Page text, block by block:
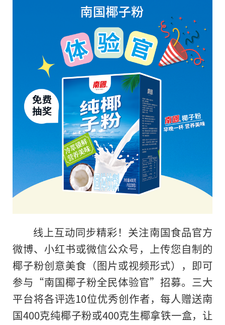
线上互动同步精彩！关注南国食品官方
微博、小红书或微信公众号，上传您自制的
椰子粉创意美食（图片或视频形式），即可
参与“南国椰子粉全民体验官”招募。三大
平台将各评选10位优秀创作者，每人赠送南
国400克纯椰子粉或400克生椰拿铁一盒，让